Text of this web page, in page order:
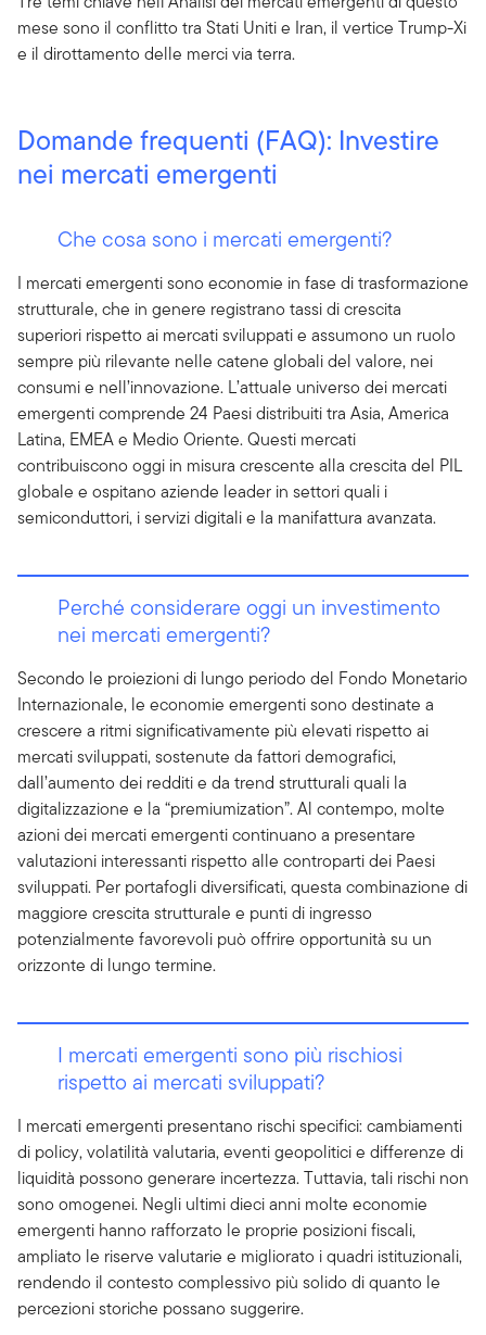
mese sono il conflitto tra Stati Uniti e Iran, il vertice Trump-Xi
e il dirottamento delle merci via terra.
Domande frequenti (FAQ): Investire
nei mercati emergenti
Che cosa sono i mercati emergenti?
I mercati emergenti sono economie in fase di trasformazione
strutturale, che in genere registrano tassi di crescita
superiori rispetto ai mercati sviluppati e assumono un ruolo
sempre più rilevante nelle catene globali del valore, nei
consumi e nell’innovazione. L’attuale universo dei mercati
emergenti comprende 24 Paesi distribuiti tra Asia, America
Latina, EMEA e Medio Oriente. Questi mercati
contribuiscono oggi in misura crescente alla crescita del PIL
globale e ospitano aziende leader in settori quali i
semiconduttori, i servizi digitali e la manifattura avanzata.
Perché considerare oggi un investimento
nei mercati emergenti?
Secondo le proiezioni di lungo periodo del Fondo Monetario
Internazionale, le economie emergenti sono destinate a
crescere a ritmi significativamente più elevati rispetto ai
mercati sviluppati, sostenute da fattori demografici,
dall’aumento dei redditi e da trend strutturali quali la
digitalizzazione e la “premiumization”. Al contempo, molte
azioni dei mercati emergenti continuano a presentare
valutazioni interessanti rispetto alle controparti dei Paesi
sviluppati. Per portafogli diversificati, questa combinazione di
maggiore crescita strutturale e punti di ingresso
potenzialmente favorevoli può offrire opportunità su un
orizzonte di lungo termine.
I mercati emergenti sono più rischiosi
rispetto ai mercati sviluppati?
I mercati emergenti presentano rischi specifici: cambiamenti
di policy, volatilità valutaria, eventi geopolitici e differenze di
liquidità possono generare incertezza. Tuttavia, tali rischi non
sono omogenei. Negli ultimi dieci anni molte economie
emergenti hanno rafforzato le proprie posizioni fiscali,
ampliato le riserve valutarie e migliorato i quadri istituzionali,
rendendo il contesto complessivo più solido di quanto le
percezioni storiche possano suggerire.